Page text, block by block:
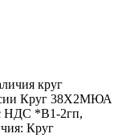
круг
Круг 38Х2МЮА
с НДС *В1-2гп,
Круг